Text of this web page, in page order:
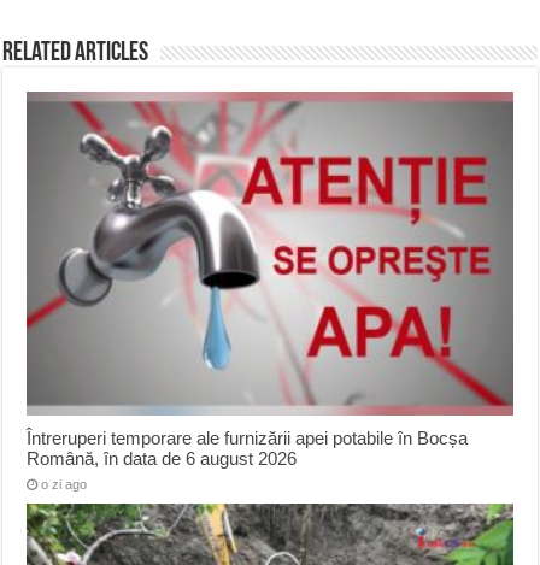
Related Articles
Întreruperi temporare ale furnizării apei potabile în Bocșa
Română, în data de 6 august 2026
o zi ago